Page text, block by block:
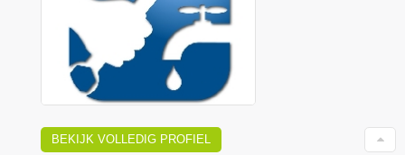
BEKIJK VOLLEDIG PROFIEL